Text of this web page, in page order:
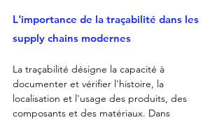
L'importance de la traçabilité dans les
supply chains modernes
La traçabilité désigne la capacité à
documenter et vérifier l'histoire, la
localisation et l'usage des produits, des
composants et des matériaux. Dans